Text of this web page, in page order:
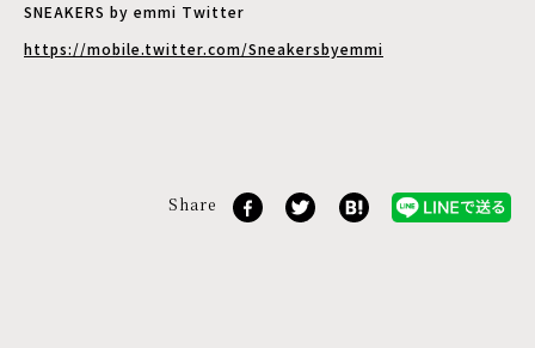
SNEAKERS by emmi Twitter
https://mobile.twitter.com/Sneakersbyemmi
Share